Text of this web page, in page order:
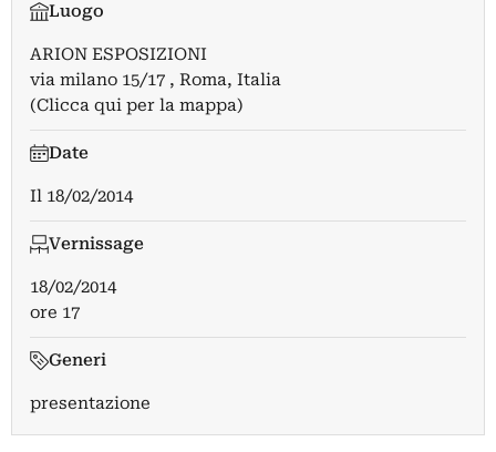
Luogo
ARION ESPOSIZIONI
via milano 15/17 , Roma, Italia
(Clicca qui per la mappa)
Date
Il 18/02/2014
Vernissage
18/02/2014
ore 17
Generi
presentazione